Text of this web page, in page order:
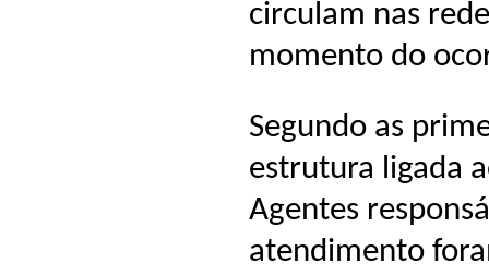
circulam nas
momento do
Segundo as
estrutura ligada
Agentes
atendimento